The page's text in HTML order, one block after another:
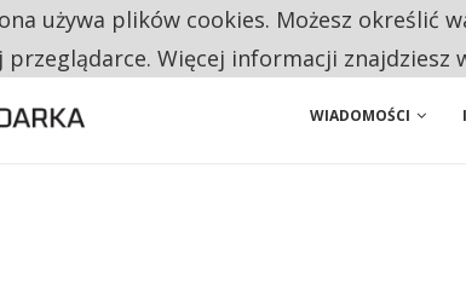
NA CZTERECH PONOWNIE ZAŁOŻYŁOBY WŁASNĄ FIRMĘ.
WIADOMOŚCI
używa plików cookies. Możesz określić
przeglądarce. Więcej informacji znajdziesz